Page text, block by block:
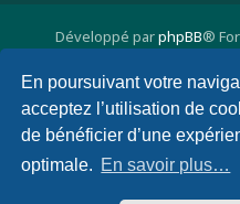
En poursuivant votre
acceptez l’utilisation de
de bénéficier d’une
optimale. En savoir plus…
Développé parphpBB®
phpBB 3 Quarto
Supprimer les cookies